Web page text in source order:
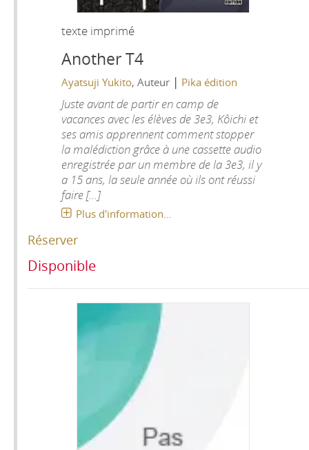
texte imprimé
Another T4
Ayatsuji Yukito, Auteur | Pika édition
Juste avant de partir en camp de
vacances avec les élèves de 3e3, Kôichi et
ses amis apprennent comment stopper
la malédiction grâce à une cassette audio
enregistrée par un membre de la 3e3, il y
a 15 ans, la seule année où ils ont réussi
faire [...]
Plus d'information...
Réserver
Disponible